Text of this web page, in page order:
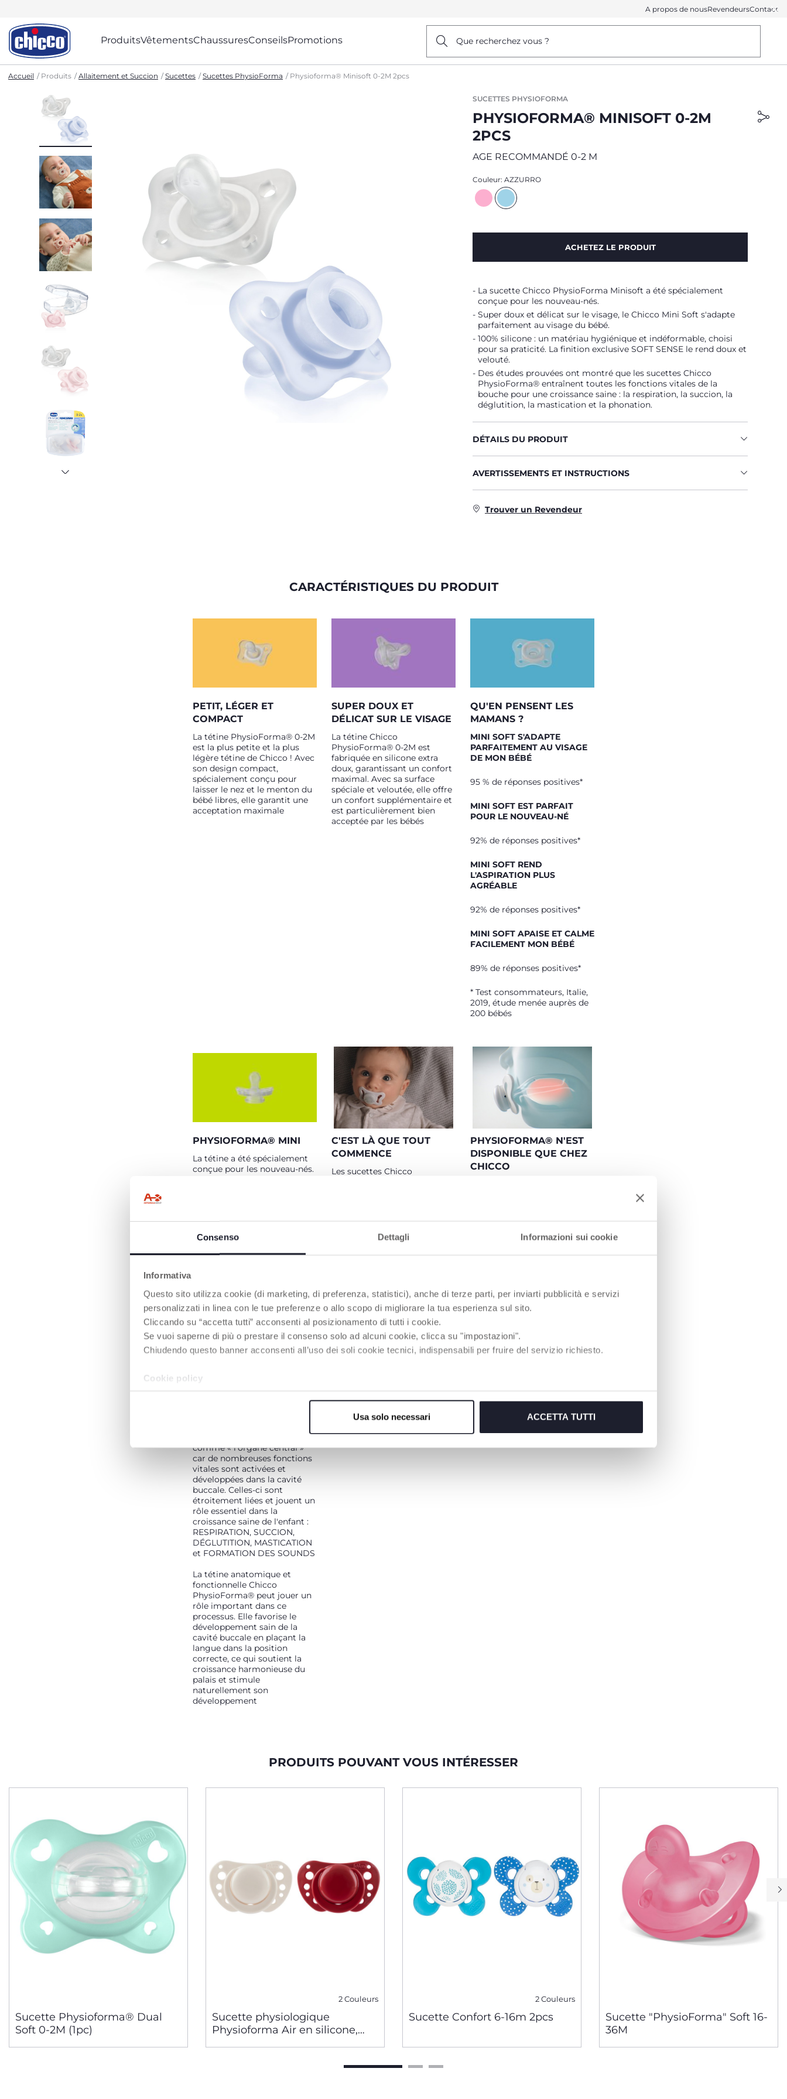
Consenso Dettagli Informazioni sui cookie
Informativa
Questo sito utilizza cookie (di marketing, di preferenza, statistici), anche di terze parti, per inviarti pubblicità e servizi
personalizzati in linea con le tue preferenze o allo scopo di migliorare la tua esperienza sul sito.
Cliccando su “accetta tutti” acconsenti al posizionamento di tutti i cookie.
Se vuoi saperne di più o prestare il consenso solo ad alcuni cookie, clicca su "impostazioni".
Chiudendo questo banner acconsenti all’uso dei soli cookie tecnici, indispensabili per fruire del servizio richiesto.
Cookie policy
Usa solo necessari ACCETTA TUTTI
A propos de nousRevendeursContact
ProduitsVêtementsChaussuresConseilsPromotions Que recherchez vous ?
Accueil Produits Allaitement et Succion Sucettes Sucettes PhysioForma Physioforma® Minisoft 0-2M 2pcs
SUCETTES PHYSIOFORMA
PHYSIOFORMA® MINISOFT 0-2M
2PCS
AGE RECOMMANDÉ 0-2 M
Couleur: AZZURRO
ACHETEZ LE PRODUIT
La sucette Chicco PhysioForma Minisoft a été spécialement
conçue pour les nouveau-nés.
Super doux et délicat sur le visage, le Chicco Mini Soft s'adapte
parfaitement au visage du bébé.
100% silicone : un matériau hygiénique et indéformable, choisi
pour sa praticité. La finition exclusive SOFT SENSE le rend doux et
velouté.
Des études prouvées ont montré que les sucettes Chicco
PhysioForma® entraînent toutes les fonctions vitales de la
bouche pour une croissance saine : la respiration, la succion, la
déglutition, la mastication et la phonation.
DÉTAILS DU PRODUIT
AVERTISSEMENTS ET INSTRUCTIONS
Trouver un Revendeur
CARACTÉRISTIQUES DU PRODUIT
PETIT, LÉGER ET
COMPACT
La tétine PhysioForma® 0-2M
est la plus petite et la plus
légère tétine de Chicco ! Avec
son design compact,
spécialement conçu pour
laisser le nez et le menton du
bébé libres, elle garantit une
acceptation maximale
SUPER DOUX ET
DÉLICAT SUR LE VISAGE
La tétine Chicco
PhysioForma® 0-2M est
fabriquée en silicone extra
doux, garantissant un confort
maximal. Avec sa surface
spéciale et veloutée, elle offre
un confort supplémentaire et
est particulièrement bien
acceptée par les bébés
QU'EN PENSENT LES
MAMANS ?
MINI SOFT S'ADAPTE
PARFAITEMENT AU VISAGE
DE MON BÉBÉ
95 % de réponses positives*
MINI SOFT EST PARFAIT
POUR LE NOUVEAU-NÉ
92% de réponses positives*
MINI SOFT REND
L'ASPIRATION PLUS
AGRÉABLE
92% de réponses positives*
MINI SOFT APAISE ET CALME
FACILEMENT MON BÉBÉ
89% de réponses positives*
* Test consommateurs, Italie,
2019, étude menée auprès de
200 bébés
PHYSIOFORMA® MINI
La tétine a été spécialement
conçue pour les nouveau-nés.
le développement sain de la
bouche et du palais, et facilite
la respiration naturelle
C'EST LÀ QUE TOUT
COMMENCE
Les sucettes Chicco
RESPIRATION, SUCCION,
DÉGLUTITION,
MÂCHONNEMENT,
PHONATION
PHYSIOFORMA® N'EST
DISPONIBLE QUE CHEZ
CHICCO
toutes les fonctions buccales
succion non nutritive et pour
comme « l'organe central »
car de nombreuses fonctions
vitales sont activées et
développées dans la cavité
buccale. Celles-ci sont
étroitement liées et jouent un
rôle essentiel dans la
croissance saine de l'enfant :
RESPIRATION, SUCCION,
DÉGLUTITION, MASTICATION
et FORMATION DES SOUNDS
La tétine anatomique et
fonctionnelle Chicco
PhysioForma® peut jouer un
rôle important dans ce
processus. Elle favorise le
développement sain de la
cavité buccale en plaçant la
langue dans la position
correcte, ce qui soutient la
croissance harmonieuse du
palais et stimule
naturellement son
développement
PRODUITS POUVANT VOUS INTÉRESSER
Sucette Physioforma® Dual
Soft 0-2M (1pc)
2 Couleurs
Sucette physiologique
Physioforma Air en silicone,
2 Couleurs
Sucette Confort 6-16m 2pcs
Sucette "PhysioForma" Soft 16-
36M